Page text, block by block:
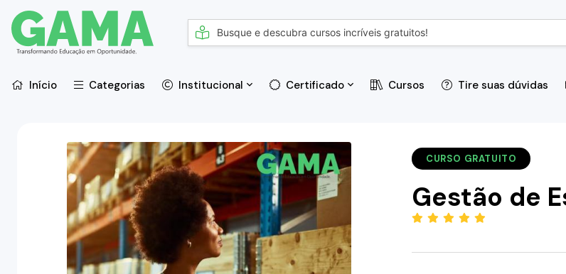
Início Categorias Institucional Certificado Cursos Tire suas dúvidas
CURSO GRATUITO
Gestão de